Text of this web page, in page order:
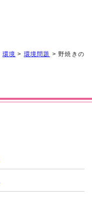
環境 > 環境問題 > 野焼きの